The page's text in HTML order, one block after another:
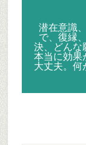
潜在意識
で、復縁
決、どんな
本当に効果
大丈夫。何